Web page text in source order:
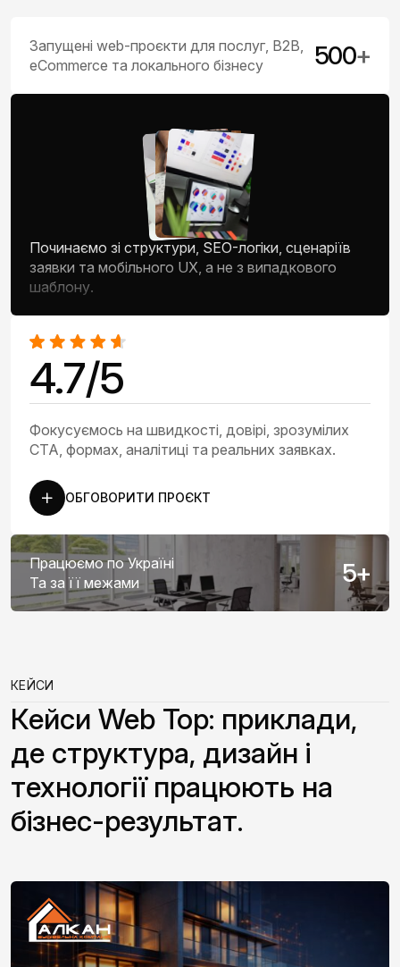
Запущені web-проєкти для послуг, B2B,
eCommerce та локального бізнесу
500+
Починаємо зі структури, SEO-логіки, сценаріїв
заявки та мобільного UX, а не з випадкового
шаблону.
4.7/5
Фокусуємось на швидкості, довірі, зрозумілих
CTA, формах, аналітиці та реальних заявках.
ОБГОВОРИТИ ПРОЄКТ
Працюємо по Україні
Та за її межами
5+
КЕЙСИ
Кейси Web Top: приклади,
де структура, дизайн і
технології працюють на
бізнес-результат.